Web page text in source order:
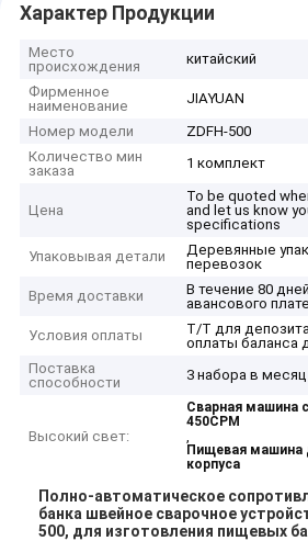
Характер Продукции
Место
происхождения
китайский
Фирменное
наименование
JIAYUAN
Номер модели
ZDFH-500
Количество мин
заказа
1 комплект
Цена
To be quoted
and let us know
specifications
Упаковывая детали
Деревянные
перевозок
Время доставки
В течение 80
авансового
Условия оплаты
T/T для
оплаты баланса
Поставка
способности
3 набора в месяц
Высокий свет:
Сварная машина
450CPM
,
Пищевая машина
корпуса
Полно-автоматическое
банка швейное сварочное
500, для изготовления пищевых